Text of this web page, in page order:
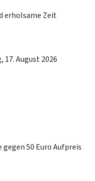
erholsame Zeit
17. August 2026
50 Euro Aufpreis